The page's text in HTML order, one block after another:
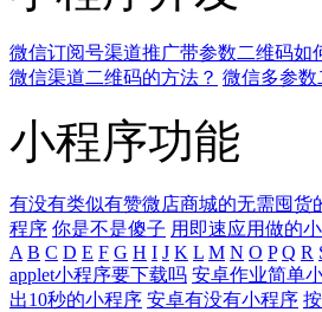
微信订阅号渠道推广带参数二维码如
微信渠道二维码的方法？ 微信多参数
小程序功能
有没有类似有赞微店商城的无需囤货
程序 你是不是傻子 用即速应用做的
A B C D E F G H I J K L M N O P Q R
applet小程序要下载吗 安卓作业简单
出10秒的小程序 安卓有没有小程序